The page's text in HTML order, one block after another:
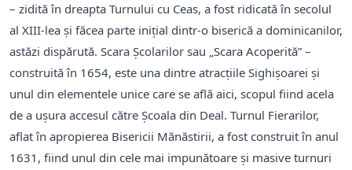
– zidită în dreapta Turnului cu Ceas, a fost ridicată în secolul
al XIII-lea şi făcea parte iniţial dintr-o biserică a dominicanilor,
astăzi dispărută. Scara Şcolarilor sau „Scara Acoperită” –
construită în 1654, este una dintre atracţiile Sighişoarei şi
unul din elementele unice care se află aici, scopul fiind acela
de a uşura accesul către Şcoala din Deal. Turnul Fierarilor,
aflat în apropierea Bisericii Mănăstirii, a fost construit în anul
1631, fiind unul din cele mai impunătoare şi masive turnuri